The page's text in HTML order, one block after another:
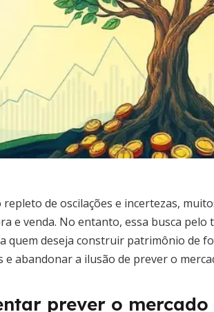
de oscilações e incertezas,
e venda. No entanto, essa busca
quem deseja construir patrimônio de
abandonar a ilusão de prever o
prever o mercado